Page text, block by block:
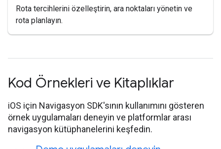
Rota tercihlerini özelleştirin, ara noktaları yönetin ve
rota planlayın.
Kod Örnekleri ve Kitaplıklar
iOS için Navigasyon SDK'sının kullanımını gösteren
örnek uygulamaları deneyin ve platformlar arası
navigasyon kütüphanelerini keşfedin.